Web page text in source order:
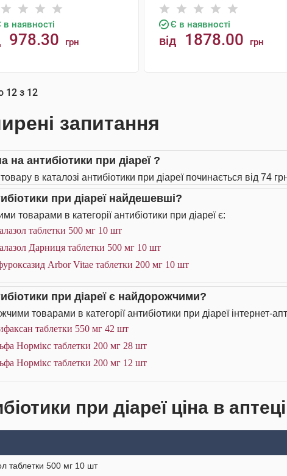
в наявності
978.30 грн
Є в наявності
від 1878.00 грн
12 з 12
запитання
на антибіотики при діареї ?
товару в каталозі антибіотики при діареї починається від 74
при діареї найдешевші?
товарами в категорії антибіотики при діареї є:
таблетки 500 мг 10 шт
Дарниця таблетки 500 мг 10 шт
Arbor Vitae таблетки 200 мг 10 шт
при діареї є найдорожчими?
товарами в категорії антибіотики при діареї інтернет-
таблетки 550 мг 42 шт
Нормікс таблетки 200 мг 28 шт
Нормікс таблетки 200 мг 12 шт
при діареї ціна в
таблетки 500 мг 10 шт